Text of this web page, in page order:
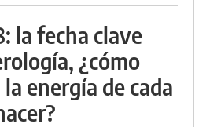
la fecha clave
¿cómo
energía de cada